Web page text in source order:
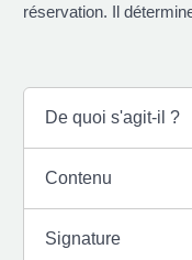
réservation. Il
De quoi s'agit-il ?
Contenu
Signature